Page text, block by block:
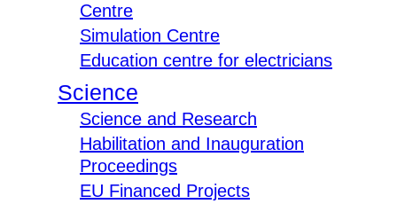
Centre
Simulation Centre
Education centre for electricians
Science
Science and Research
Habilitation and Inauguration
Proceedings
EU Financed Projects